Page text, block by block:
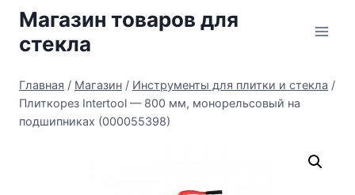
Перейти
содержимому
Магазин товаров для
стекла
Главная / Магазин / Инструменты для плитки и стекла /
Плиткорез Intertool — 800 мм, монорельсовый на
подшипниках (000055398)